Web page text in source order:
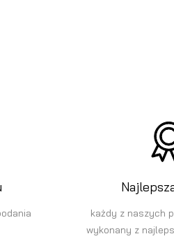
każdy z naszych
wykonany z